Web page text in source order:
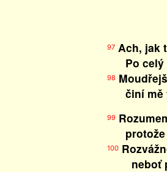
97 Ach, jak
Po celý
98
činí mě
99
protože
100
neboť